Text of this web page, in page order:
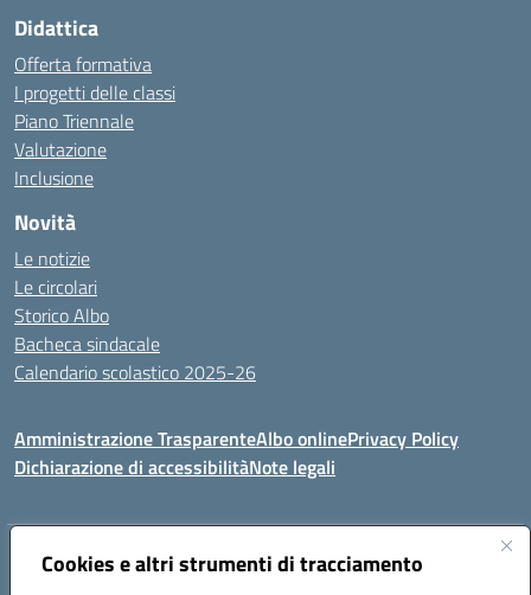
Cookies e altri strumenti di tracciamento
Didattica
Offerta formativa
I progetti delle classi
Piano Triennale
Valutazione
Inclusione
Novità
Le notizie
Le circolari
Storico Albo
Bacheca sindacale
Calendario scolastico 2025-26
Amministrazione TrasparenteAlbo onlinePrivacy Policy
Dichiarazione di accessibilitàNote legali
Indirizzo:VIA A. DE GASPERI, 41 RUDIANO 25030 RUDIANO